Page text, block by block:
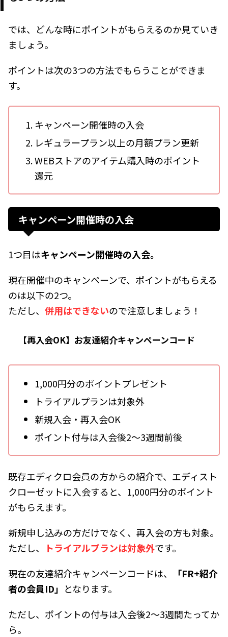
では、どんな時にポイントがもらえるのか見ていき
ましょう。
ポイントは次の3つの方法でもらうことができま
す。
キャンペーン開催時の入会
レギュラープラン以上の月額プラン更新
WEBストアのアイテム購入時のポイント
還元
キャンペーン開催時の入会
1つ目はキャンペーン開催時の入会。
現在開催中のキャンペーンで、ポイントがもらえる
のは以下の2つ。
ただし、 併用はできないので注意しましょう！
【再入会OK】お友達紹介キャンペーンコード
1,000円分のポイントプレゼント
トライアルプランは対象外
新規入会・再入会OK
ポイント付与は入会後2～3週間前後
既存エディクロ会員の方からの紹介で、エディスト
クローゼットに入会すると、1,000円分のポイント
がもらえます。
新規申し込みの方だけでなく、再入会の方も対象。
ただし、
トライアルプランは対象外です。
現在の友達紹介キャンペーンコードは、
「FR+紹介
者の会員ID」 となります。
ただし、ポイントの付与は入会後2～3週間たってか
ら。